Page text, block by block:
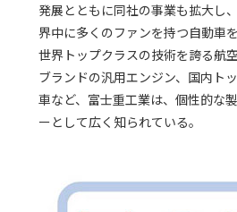
発展とともに同社の事業も拡大し
界中に多くのファンを持つ自動車
世界トップクラスの技術を誇る航
ブランドの汎用エンジン、国内ト
車など、富士重工業は、個性的な
ーとして広く知られている。